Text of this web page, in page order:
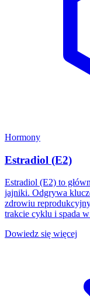
Hormony
Estradiol (E2)
Estradiol (E2) to
jajniki. Odgrywa
zdrowiu
trakcie cyklu i spada
Dowiedz się więcej